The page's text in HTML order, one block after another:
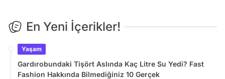
En Yeni İçerikler!
Yaşam
Gardırobundaki Tişört Aslında Kaç Litre Su Yedi? Fast
Fashion Hakkında Bilmediğiniz 10 Gerçek